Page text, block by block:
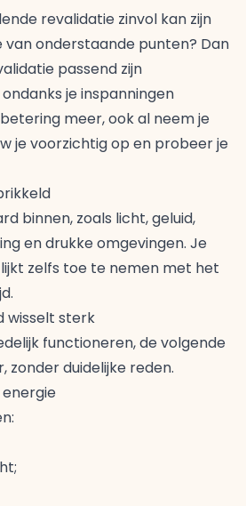
revalidatie zinvol kan zijn
van onderstaande punten? Dan
passend zijn
je inspanningen
meer, ook al neem je
je voorzichtig op en probeer je
binnen, zoals licht, geluid,
en drukke omgevingen. Je
zelfs toe te nemen met het
wisselt sterk
functioneren, de volgende
zonder duidelijke reden.